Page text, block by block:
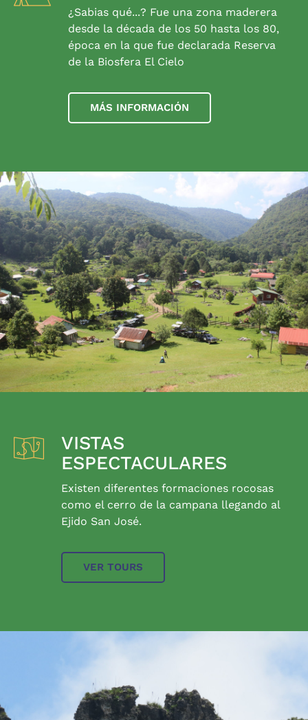
¿Sabias qué...? Fue una zona maderera
desde la década de los 50 hasta los 80,
época en la que fue declarada Reserva
de la Biosfera El Cielo
MÁS INFORMACIÓN
VISTAS
ESPECTACULARES
Existen diferentes formaciones rocosas
como el cerro de la campana llegando al
Ejido San José.
VER TOURS